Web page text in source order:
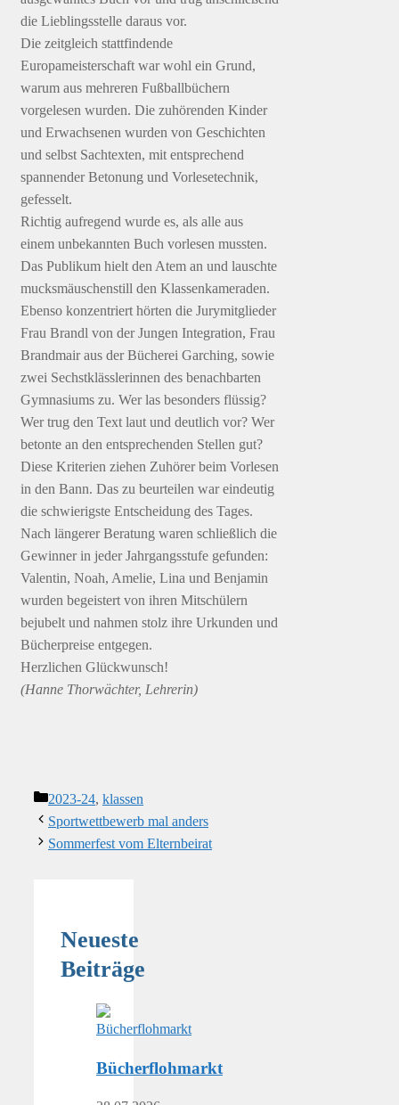
die Lieblingsstelle daraus vor.
Die zeitgleich stattfindende
Europameisterschaft war wohl ein Grund,
warum aus mehreren Fußballbüchern
vorgelesen wurden. Die zuhörenden Kinder
und Erwachsenen wurden von Geschichten
und selbst Sachtexten, mit entsprechend
spannender Betonung und Vorlesetechnik,
gefesselt.
Richtig aufregend wurde es, als alle aus
einem unbekannten Buch vorlesen mussten.
Das Publikum hielt den Atem an und lauschte
mucksmäuschenstill den Klassenkameraden.
Ebenso konzentriert hörten die Jurymitglieder
Frau Brandl von der Jungen Integration, Frau
Brandmair aus der Bücherei Garching, sowie
zwei Sechstklässlerinnen des benachbarten
Gymnasiums zu. Wer las besonders flüssig?
Wer trug den Text laut und deutlich vor? Wer
betonte an den entsprechenden Stellen gut?
Diese Kriterien ziehen Zuhörer beim Vorlesen
in den Bann. Das zu beurteilen war eindeutig
die schwierigste Entscheidung des Tages.
Nach längerer Beratung waren schließlich die
Gewinner in jeder Jahrgangsstufe gefunden:
Valentin, Noah, Amelie, Lina und Benjamin
wurden begeistert von ihren Mitschülern
bejubelt und nahmen stolz ihre Urkunden und
Bücherpreise entgegen.
Herzlichen Glückwunsch!
(Hanne Thorwächter, Lehrerin)
Kategorien
2023-24, klassen
Sportwettbewerb mal anders
Sommerfest vom Elternbeirat
Neueste
Beiträge
Bücherflohmarkt